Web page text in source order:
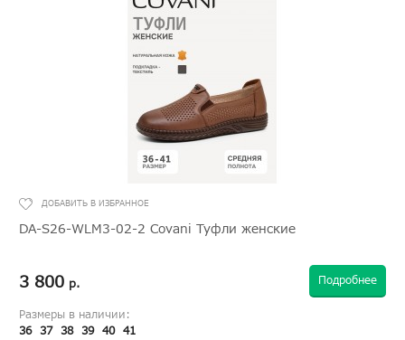
DA-S26-WLM3-02-2 Covani Туфли женские
3 800 р. Подробнее
Размеры в наличии:
36 37 38 39 40 41